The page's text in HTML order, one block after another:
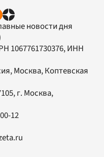
новости дня
1067761730376, ИНН
Москва, Коптевская
, г. Москва,
12